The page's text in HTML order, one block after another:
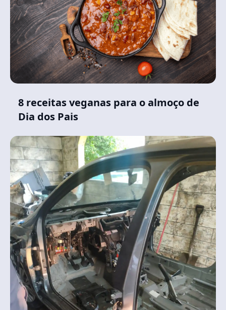
8 receitas veganas para o almoço de
Dia dos Pais